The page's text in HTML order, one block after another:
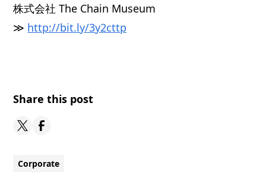
株式会社 The Chain Museum
≫ http://bit.ly/3y2cttp
Share this post
Corporate